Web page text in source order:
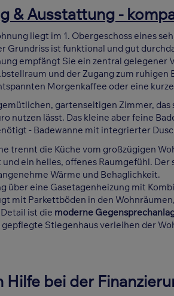
& Ausstattung -
liegt im 1. Obergeschoss eines
Grundriss ist funktional und gut
empfängt Sie ein zentral gelegener
und der Zugang zum
Morgenkaffee oder eine
gartenseitigen Zimmer, das
nutzen lässt. Das kleine aber feine
- Badewanne mit integrierter
trennt die Küche vom großzügigen
ein helles, offenes Raumgefühl.
Wärme und Behaglichkeit.
über eine Gasetagenheizung mit
mit Parkettböden in den
ist die moderne
gepflegte Stiegenhaus verleihen der
Hilfe bei der